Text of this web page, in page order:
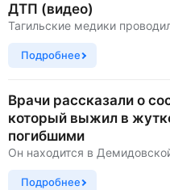
ДТП (видео)
Тагильские медики
Подробнее
Врачи рассказали о
который выжил в
погибшими
Он находится в
Подробнее